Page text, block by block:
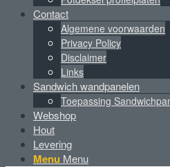
Contact
Algemene voorwaarden
Privacy Policy
Disclaimer
Links
Sandwich wandpanelen
Toepassing
Webshop
Hout
Levering
Menu Menu